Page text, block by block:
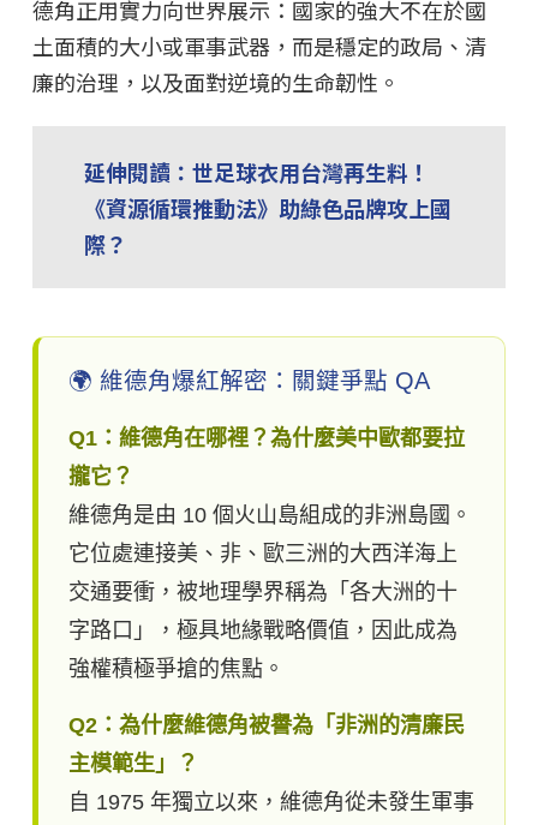
德角正用實力向世界展示：國家的強大不在於國
土面積的大小或軍事武器，而是穩定的政局、清
廉的治理，以及面對逆境的生命韌性。
延伸閱讀：世足球衣用台灣再生料！
《資源循環推動法》助綠色品牌攻上國
際？
🌍 維德角爆紅解密：關鍵爭點 QA
Q1：維德角在哪裡？為什麼美中歐都要拉
攏它？
維德角是由 10 個火山島組成的非洲島國。
它位處連接美、非、歐三洲的大西洋海上
交通要衝，被地理學界稱為「各大洲的十
字路口」，極具地緣戰略價值，因此成為
強權積極爭搶的焦點。
Q2：為什麼維德角被譽為「非洲的清廉民
主模範生」？
自 1975 年獨立以來，維德角從未發生軍事